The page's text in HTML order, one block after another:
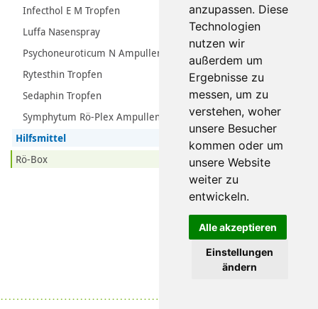
anzupassen. Diese
Technologien
nutzen wir
außerdem um
Ergebnisse zu
messen, um zu
verstehen, woher
unsere Besucher
kommen oder um
unsere Website
weiter zu
entwickeln.
Alle akzeptieren
Einstellungen
ändern
Infecthol E M Tropfen
Luffa Nasenspray
Psychoneuroticum N Ampullen
Rytesthin Tropfen
Sedaphin Tropfen
Symphytum Rö-Plex Ampullen
Hilfsmittel
Rö-Box